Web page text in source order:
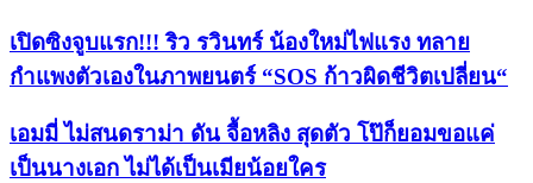
เปิดซิงจูบแรก!!! ริว รวินทร์ น้องใหม่ไฟแรง ทลาย
กำแพงตัวเองในภาพยนตร์ “SOS ก้าวผิดชีวิตเปลี่ยน“
เอมมี่ ไม่สนดราม่า ดัน จื้อหลิง สุดตัว โป๊ก็ยอมขอแค่
เป็นนางเอก ไม่ได้เป็นเมียน้อยใคร